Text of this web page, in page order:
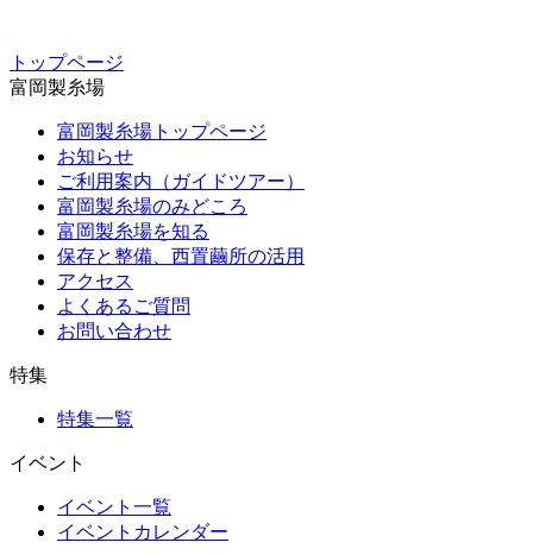
トップページ
富岡製糸場
富岡製糸場トップページ
お知らせ
ご利用案内（ガイドツアー）
富岡製糸場のみどころ
富岡製糸場を知る
保存と整備、西置繭所の活用
アクセス
よくあるご質問
お問い合わせ
特集
特集一覧
イベント
イベント一覧
イベントカレンダー